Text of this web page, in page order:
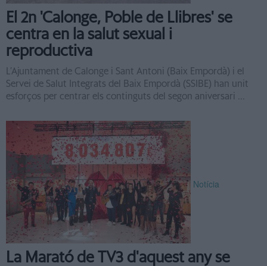
El 2n 'Calonge, Poble de Llibres' se
centra en la salut sexual i
reproductiva
L’Ajuntament de Calonge i Sant Antoni (Baix Empordà) i el
Servei de Salut Integrats del Baix Empordà (SSIBE) han unit
esforços per centrar els continguts del segon aniversari ...
Notícia
La Marató de TV3 d'aquest any se